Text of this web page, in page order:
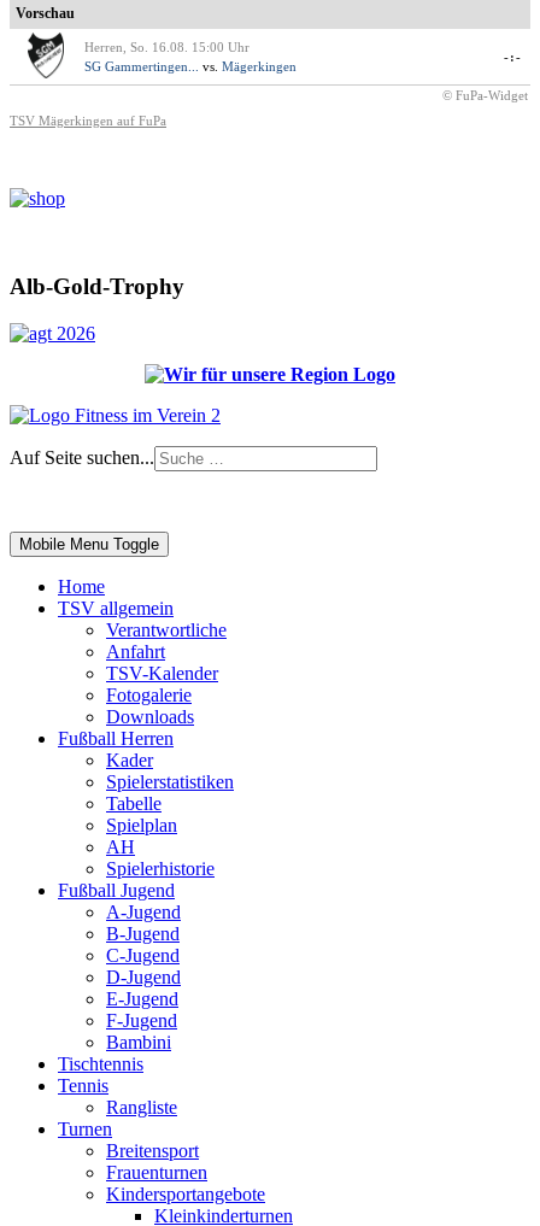
Vorschau
Herren, So. 16.08. 15:00 Uhr
SG Gammertingen...
vs. Mägerkingen
-:-
© FuPa-Widget
TSV Mägerkingen auf FuPa
Alb-Gold-Trophy
Auf Seite suchen...
Mobile Menu Toggle
Home
TSV allgemein
Verantwortliche
Anfahrt
TSV-Kalender
Fotogalerie
Downloads
Fußball Herren
Kader
Spielerstatistiken
Tabelle
Spielplan
AH
Spielerhistorie
Fußball Jugend
A-Jugend
B-Jugend
C-Jugend
D-Jugend
E-Jugend
F-Jugend
Bambini
Tischtennis
Tennis
Rangliste
Turnen
Breitensport
Frauenturnen
Kindersportangebote
Kleinkinderturnen